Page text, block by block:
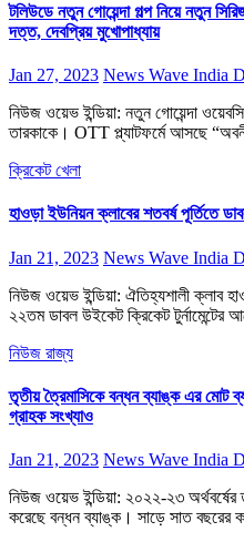
টলিউডে নতুন গোয়েন্দা গল্প নিয়ে নতুন
দত্ত, দেবপ্রিয় মুখোপাধ্যায়
Jan 27, 2023 News Wave India
নিউজ ওয়েভ ইন্ডিয়া: নতুন গোয়েন্দা
তারকাকে। OTT প্ল্যাটফর্মে আসছে
ক্রিকেটখেলা
হাওড়া ইউনিয়ন ক্লাবের শতবর্ষ পূর্তিতে
Jan 21, 2023 News Wave India
নিউজ ওয়েভ ইন্ডিয়া: ঐতিহ্যশালী ক্লাব
২২তম ডাবল উইকেট ক্রিকেট
নিউজ রাজ্য
তৃতীয় ত্রৈমাসিকে বন্ধন ব্যাঙ্ক এর মোট
গ্রাহক সংখ্যাও
Jan 21, 2023 News Wave India
নিউজ ওয়েভ ইন্ডিয়া: ২০২২-২৩
করেছে বন্ধন ব্যাঙ্ক। সাড়ে সাত বছরের